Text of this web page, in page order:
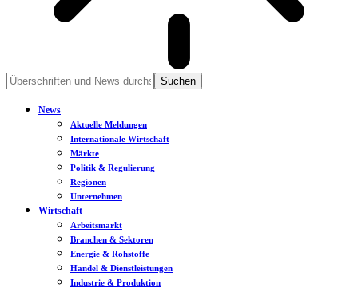
News
Aktuelle Meldungen
Internationale Wirtschaft
Märkte
Politik & Regulierung
Regionen
Unternehmen
Wirtschaft
Arbeitsmarkt
Branchen & Sektoren
Energie & Rohstoffe
Handel & Dienstleistungen
Industrie & Produktion